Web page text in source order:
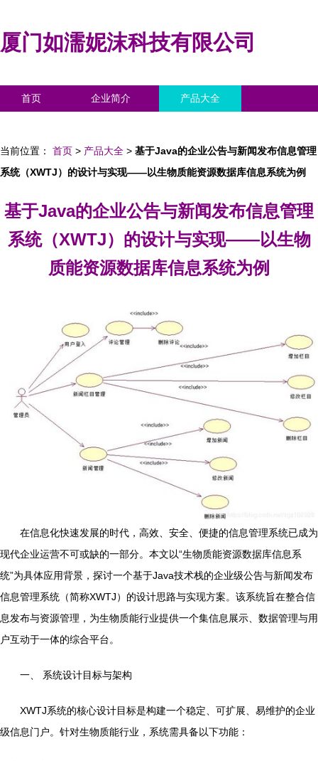
厦门如濡妮沫科技有限公司
首页 企业简介 产品大全
当前位置： 首页 > 产品大全 > 基于Java的企业公告与新闻发布信息管理
系统（XWTJ）的设计与实现——以生物质能资源数据库信息系统为例
基于Java的企业公告与新闻发布信息管理
系统（XWTJ）的设计与实现——以生物
质能资源数据库信息系统为例
在信息化快速发展的时代，高效、安全、便捷的信息管理系统已成为
现代企业运营不可或缺的一部分。本文以“生物质能资源数据库信息系
统”为具体应用背景，探讨一个基于Java技术栈的企业级公告与新闻发布
信息管理系统（简称XWTJ）的设计思路与实现方案。该系统旨在整合信
息发布与资源管理，为生物质能行业提供一个集信息展示、数据管理与用
户互动于一体的综合平台。
一、 系统设计目标与架构
XWTJ系统的核心设计目标是构建一个稳定、可扩展、易维护的企业
级信息门户。针对生物质能行业，系统需具备以下功能：